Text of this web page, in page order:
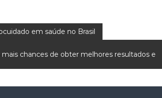
em saúde no Brasil
chances de obter melhores resultados e